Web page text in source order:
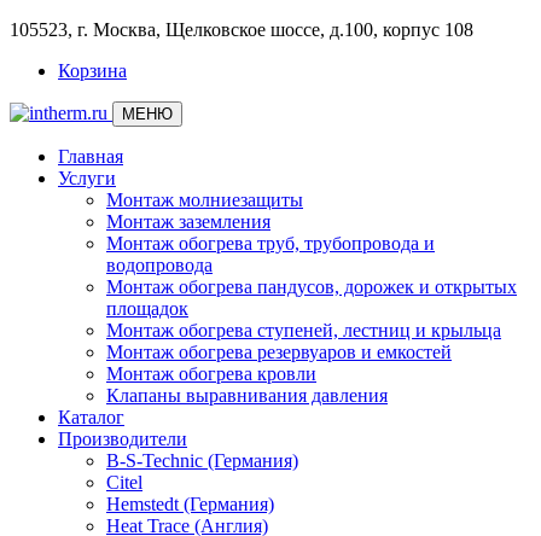
105523, г. Москва, Щелковское шоссе, д.100, корпус 108
Корзина
МЕНЮ
Главная
Услуги
Монтаж молниезащиты
Монтаж заземления
Монтаж обогрева труб, трубопровода и
водопровода
Монтаж обогрева пандусов, дорожек и открытых
площадок
Монтаж обогрева ступеней, лестниц и крыльца
Монтаж обогрева резервуаров и емкостей
Монтаж обогрева кровли
Клапаны выравнивания давления
Каталог
Производители
B-S-Technic (Германия)
Citel
Hemstedt (Германия)
Heat Trace (Англия)